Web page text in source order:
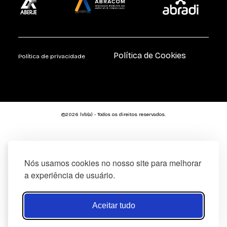
Nós usamos cookies no nosso site para melhorar
a experiência de usuário.
Aceitar tudo
Política de privacidade Política de Cookies
©2026 lvb(a) - Todos os direitos reservados.